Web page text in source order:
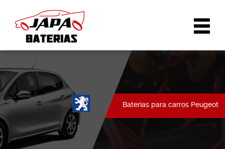
Baterias para carros Peugeot